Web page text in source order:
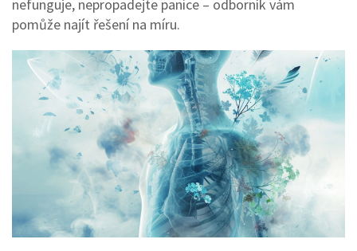
nefunguje, nepropadejte panice – odborník vám
pomůže najít řešení na míru.